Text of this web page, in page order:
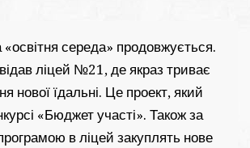
«освітня середа» продовжується.
ліцей №21, де якраз триває
нової їдальні. Це проект, який
«Бюджет участі». Також за
в ліцей закуплять нове